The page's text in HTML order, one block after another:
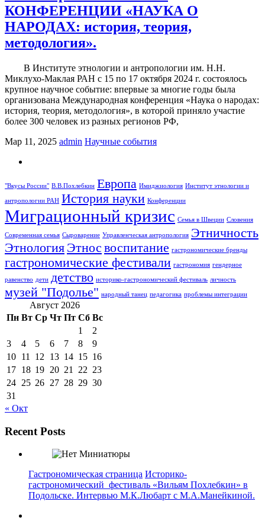
КОНФЕРЕНЦИИ «НАУКА О
НАРОДАХ: история, теория,
методология».
В Институте этнологии и антропологии им. Н.Н.
Миклухо-Маклая РАН с 15 по 17 октября 2024 г. состоялось
крупное научное событие: впервые за многие годы была
организована Международная конференция «Наука о народах:
история, теория, методология», в которой приняло участие
более 300 человек из разных регионов РФ,
Мар 11, 2025 admin Научные события
"Вкусы России" В.В.Похлебкин Европа Имиджиология Институт этнологии и
антропологии РАН История науки Конференции
Миграционный кризис Семья в Швеции Словения
Современная семья Сыроварение Управленческая антропология Этничность
Этнология Этнос воспитание гастрономические бренды
гастрономические фестивали гастрономия гендерное
равенство дети детство историко-гастрономический фестиваль личность
музей "Подолье" народный танец педагогика проблемы интеграции
Август 2026
Пн Вт Ср Чт Пт Сб Вс
1
2
3
4 5 6 7 8
9
10 11 12 13 14 15 16
17 18 19 20 21 22 23
24 25 26 27 28 29 30
31
« Окт
Recent Posts
Гастрономическая страница Историко-
гастрономический фестиваль «Вильям Похлебкин» в
Подольске. Интервью М.К.Любарт с М.А.Манейкиной.